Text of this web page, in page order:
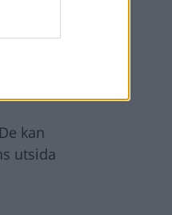
än
på
tro.
för att
kan
utsida